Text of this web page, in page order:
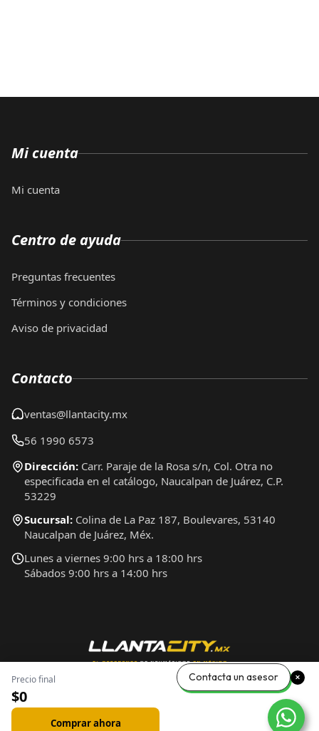
Precio final
$0
Comprar ahora
Mi cuenta
Mi cuenta
Centro de ayuda
Preguntas frecuentes
Términos y condiciones
Aviso de privacidad
Contacto
ventas@llantacity.mx
56 1990 6573
Dirección: Carr. Paraje de la Rosa s/n, Col. Otra no
especificada en el catálogo, Naucalpan de Juárez, C.P.
53229
Sucursal: Colina de La Paz 187, Boulevares, 53140
Naucalpan de Juárez, Méx.
Lunes a viernes 9:00 hrs a 18:00 hrs
Sábados 9:00 hrs a 14:00 hrs
Contacta un asesor